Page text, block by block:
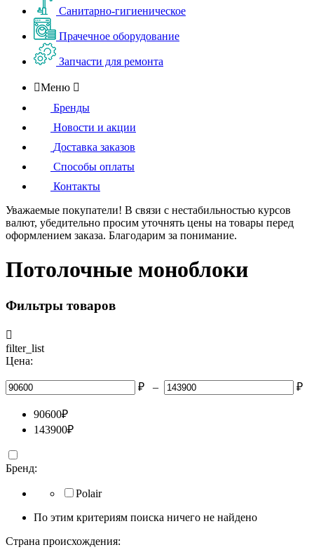
Санитарно-гигиеническое
Прачечное оборудование
Запчасти для ремонта
Меню 
Бренды
Новости и акции
Доставка заказов
Способы оплаты
Контакты
Уважаемые покупатели! В связи с нестабильностью курсов
валют, убедительно просим уточнять цены на товары перед
оформлением заказа. Благодарим за понимание.
Потолочные моноблоки
Фильтры товаров

filter_list
Цена:
₽ – ₽
90600₽
143900₽
Бренд:
Polair
По этим критериям поиска ничего не найдено
Страна происхождения: